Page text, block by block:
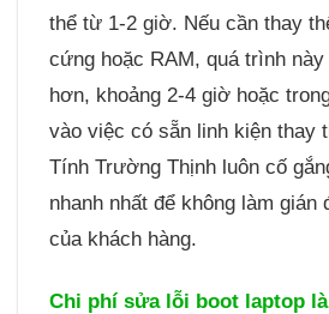
thể từ 1-2 giờ. Nếu cần thay
cứng hoặc RAM, quá trình
hơn, khoảng 2-4 giờ hoặc
vào việc có sẵn linh kiện thay
Tính Trường Thịnh luôn cố
nhanh nhất để không làm gián
của khách hàng.
Chi phí sửa lỗi boot laptop